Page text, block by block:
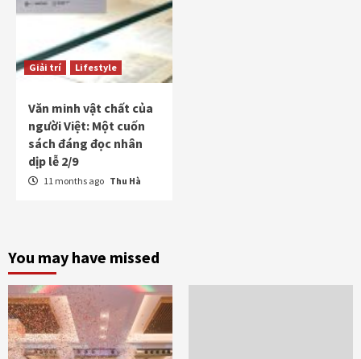
Giải trí Lifestyle
Văn minh vật chất của
người Việt: Một cuốn
sách đáng đọc nhân
dịp lễ 2/9
11 months ago Thu Hà
You may have missed